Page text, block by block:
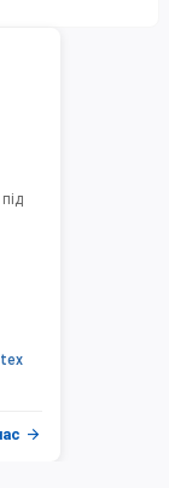
arrow_forward